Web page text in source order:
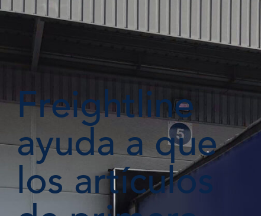
Freightline
ayuda a que
los artículos